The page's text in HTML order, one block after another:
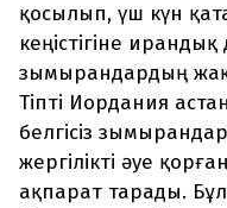
қосылып, үш күн
кеңістігіне
зымырандардың
Тіпті Иордания
белгісіз
жергілікті әуе
ақпарат тарады.